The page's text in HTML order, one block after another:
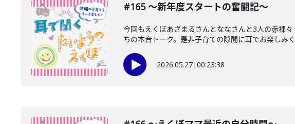
#165 〜新年度スタートの奮闘記〜
今回もえくぼあざまるさんとななさんと3人の赤裸
ちの本音トーク。是非子育ての隙間に耳でお楽しみ
2026.05.27|00:23:38